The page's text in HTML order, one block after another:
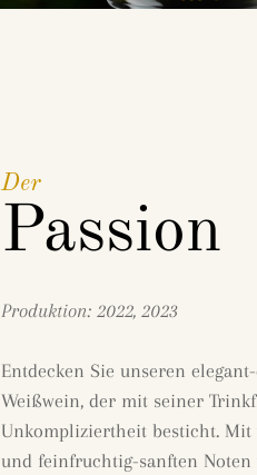
Der
Passion
Produktion: 2022, 2023
Entdecken Sie unseren
Weißwein, der mit seiner
Unkompliziertheit besticht. Mit
und feinfruchtig-sanften